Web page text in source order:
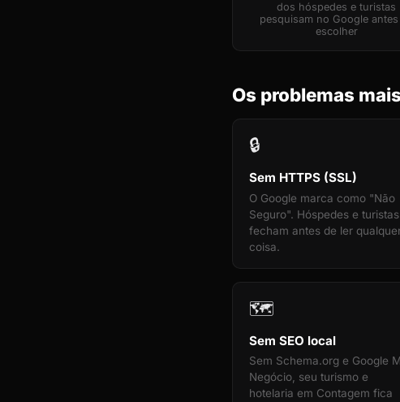
dos hóspedes e turistas
pesquisam no Google
escolher
Os problemas
🔒
Sem HTTPS (SSL)
O Google marca como "Não
Seguro". Hóspedes e turistas
fecham antes de ler
coisa.
🗺️
Sem SEO local
Sem Schema.org e Google
Negócio, seu turismo e
hotelaria em Contagem fica